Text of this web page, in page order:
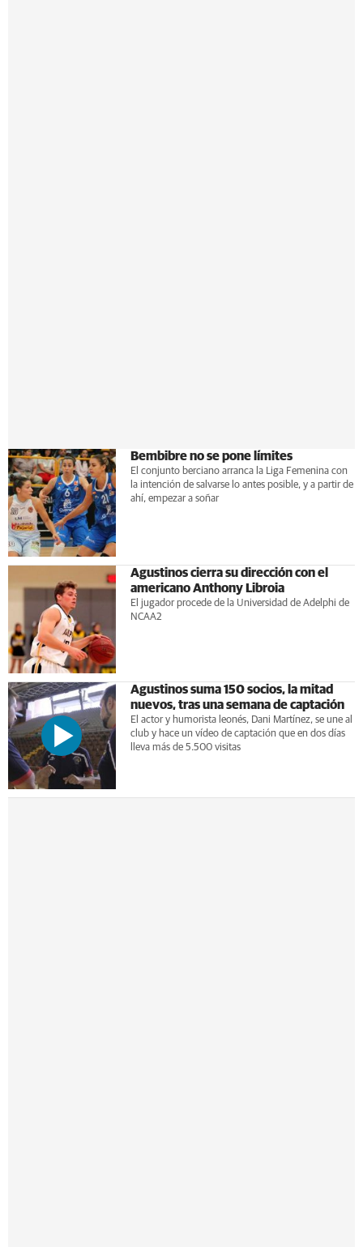
Bembibre no se pone límites
El conjunto berciano arranca la Liga Femenina con
la intención de salvarse lo antes posible, y a partir de
ahí, empezar a soñar
Agustinos cierra su dirección con el
americano Anthony Libroia
El jugador procede de la Universidad de Adelphi de
NCAA2
Agustinos suma 150 socios, la mitad
nuevos, tras una semana de captación
El actor y humorista leonés, Dani Martínez, se une al
club y hace un vídeo de captación que en dos días
lleva más de 5.500 visitas